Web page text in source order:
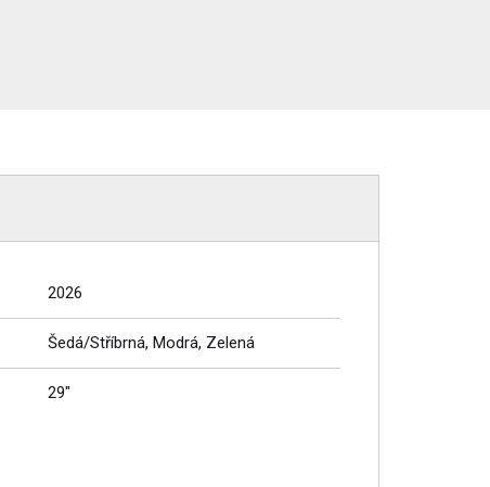
2026
Šedá/Stříbrná, Modrá, Zelená
29"